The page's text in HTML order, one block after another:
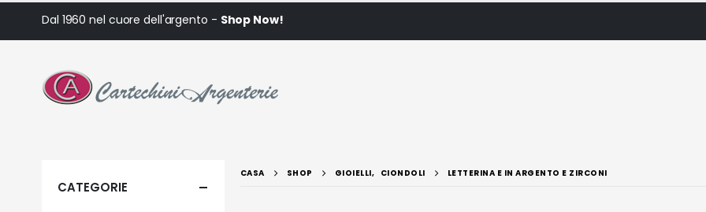
Dal 1960 nel cuore dell'argento - Shop Now!
CASA SHOP GIOIELLI, CIONDOLI LETTERINA E IN ARGENTO E ZIRCONI
CATEGORIE